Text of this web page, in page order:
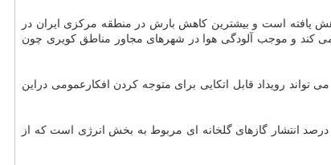
هواشناسی درباره تغییرات اقلیمی اشاره کرد: بر طبق این گزارش میانگین بارش سالانه در افق ۸۳ سال آینده کاهش یافته است و بیشترین کاهش بارش در منطقه مرکزی ایران در
و خاک را بیشتر می کند و موجب آلودگی هوا در شهرهای مجاور مناطق کویری چون
رویداد قابل اتکایی برای متوجه کردن افکارعمومی دراین
شهری، آخرین گزارش کشوری درباره انتشار گازهای گلخانه ای مربوط به سال ۲۰۱۰ است که ۸۸ درصد انتشار گازهای گلخانه ای مربوط به بخش انرژی است که از